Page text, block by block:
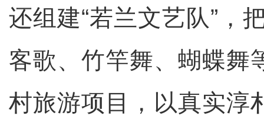
还组建“若兰文艺队”，
客歌、竹竿舞、蝴蝶舞
村旅游项目，以真实淳